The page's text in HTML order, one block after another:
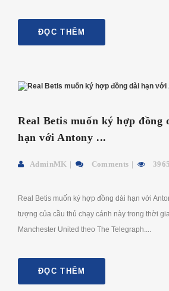
ĐỌC THÊM
Real Betis muốn ký hợp đồng
hạn với Antony ...
AdminMK Comments 3965
Real Betis muốn ký hợp đồng dài hạn với
tượng của cầu thủ chạy cánh này trong thời
Manchester United theo The Telegraph....
ĐỌC THÊM